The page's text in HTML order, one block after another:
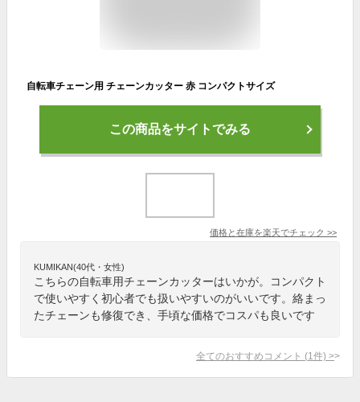
自転車チェーン用 チェーンカッター 赤 コンパクトサイズ
この商品をサイトでみる
価格と在庫を楽天でチェック >>
KUMIKAN(40代・女性)
こちらの自転車用チェーンカッターはいかが。コンパクト
で使いやすく初心者でも扱いやすいのがいいです。絡まっ
たチェーンも修復でき、手頃な価格でコスパも良いです
全てのおすすめコメント (1 件) >